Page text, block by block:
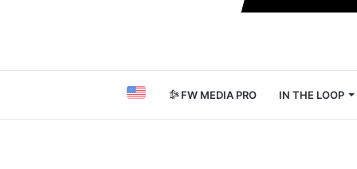
FW MEDIA PRO IN THE LOOP